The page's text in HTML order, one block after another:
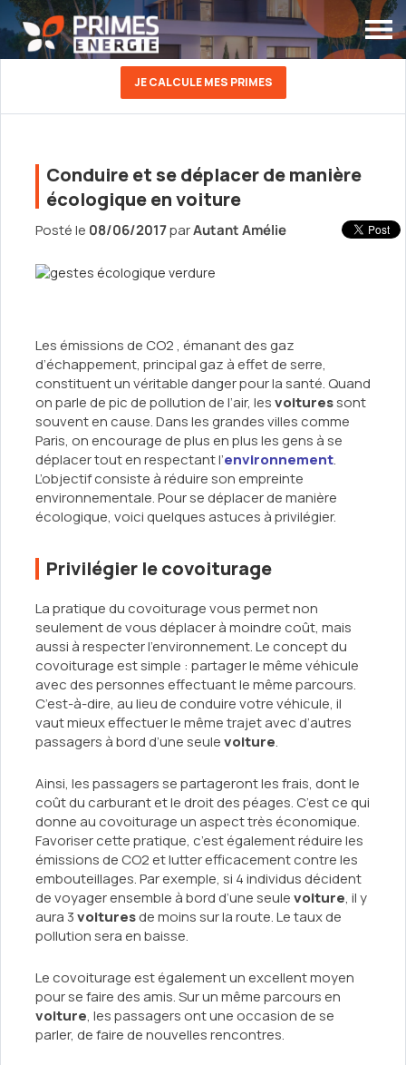
JE CALCULE MES PRIMES
Conduire et se déplacer de manière
écologique en voiture
Posté le 08/06/2017parAutant Amélie
Les émissions de CO2 , émanant des gaz
d’échappement, principal gaz à effet de serre,
constituent un véritable danger pour la santé. Quand
on parle de pic de pollution de l’air, lesvoituressont
souvent en cause. Dans les grandes villes comme
Paris, on encourage de plus en plus les gens à se
déplacer tout en respectant l’environnement.
L’objectif consiste à réduire son empreinte
environnementale. Pour se déplacer de manière
écologique, voici quelques astuces à privilégier.
Privilégier le covoiturage
La pratique du covoiturage vous permet non
seulement de vous déplacer à moindre coût, mais
aussi à respecter l’environnement. Le concept du
covoiturage est simple : partager le même véhicule
avec des personnes effectuant le même parcours.
C’est-à-dire, au lieu de conduire votre véhicule, il
vaut mieux effectuer le même trajet avec d’autres
passagers à bord d’une seulevoiture.
Ainsi, les passagers se partageront les frais, dont le
coût du carburant et le droit des péages. C’est ce qui
donne au covoiturage un aspect très économique.
Favoriser cette pratique, c’est également réduire les
émissions de CO2 et lutter efficacement contre les
embouteillages. Par exemple, si 4 individus décident
de voyager ensemble à bord d’une seulevoiture, il y
aura 3voituresde moins sur la route. Le taux de
pollution sera en baisse.
Le covoiturage est également un excellent moyen
pour se faire des amis. Sur un même parcours en
voiture, les passagers ont une occasion de se
parler, de faire de nouvelles rencontres.